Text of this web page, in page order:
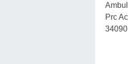
Prc